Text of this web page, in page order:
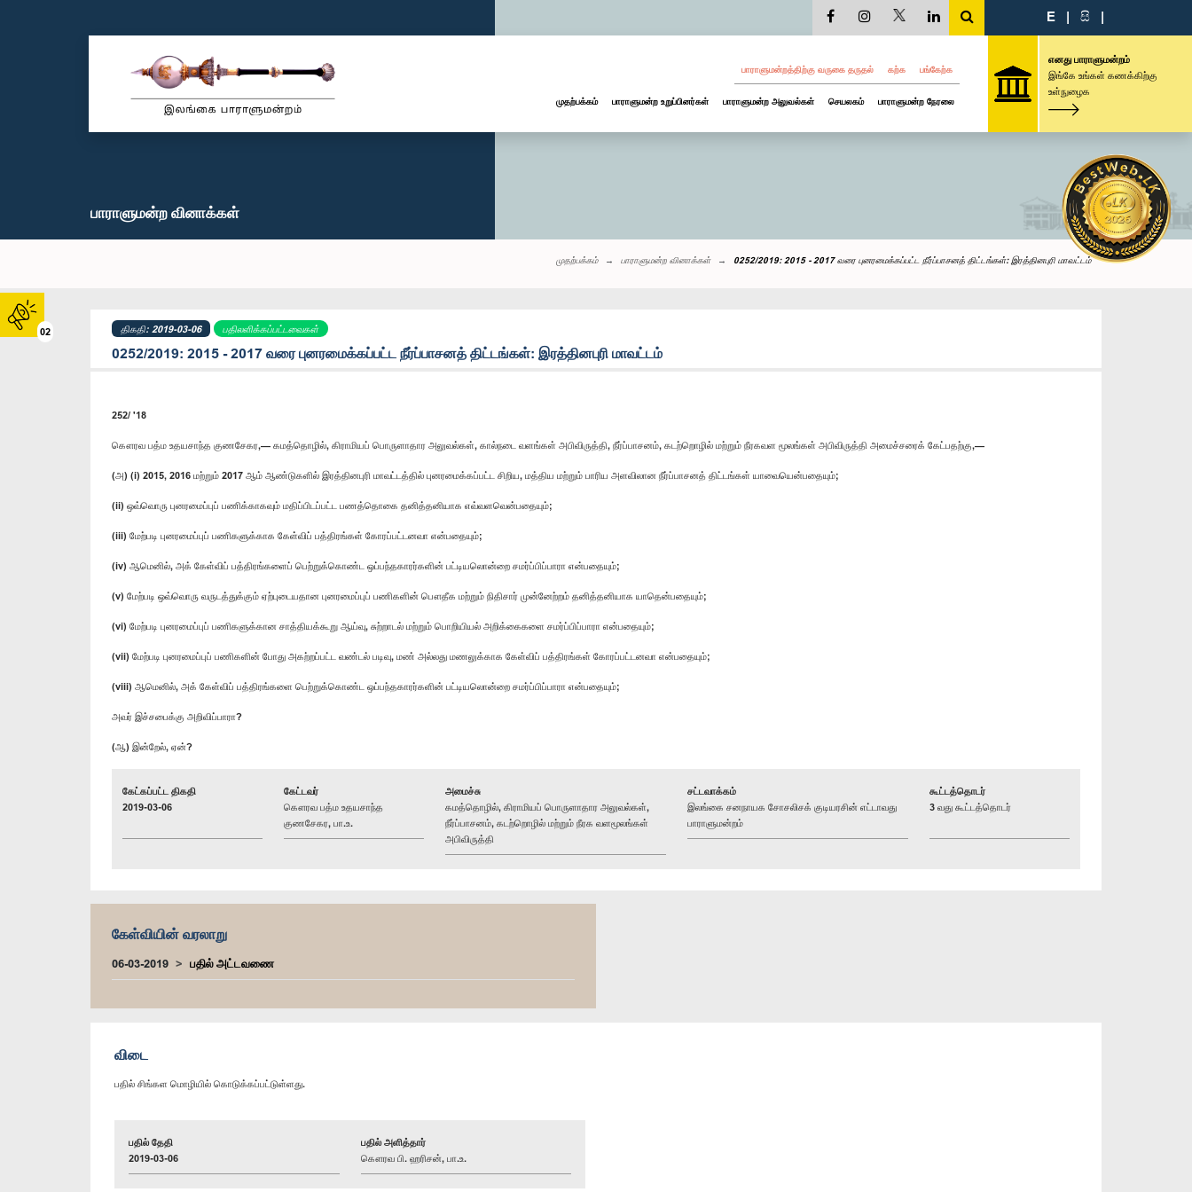
02
E | සි |
பாராளுமன்றத்திற்கு வருகை தருதல் கற்க பங்கேற்க
முதற்பக்கம் பாராளுமன்ற உறுப்பினர்கள் பாராளுமன்ற அலுவல்கள் செயலகம் பாராளுமன்ற நேரலை
எனது பாராளுமன்றம்
இங்கே உங்கள் கணக்கிற்கு
உள்நுழைக
பாராளுமன்ற வினாக்கள்
முதற்பக்கம் பாராளுமன்ற வினாக்கள் 0252/2019: 2015 - 2017 வரை புனரமைக்கப்பட்ட நீர்ப்பாசனத் திட்டங்கள்: இரத்தினபுரி மாவட்டம்
திகதி: 2019-03-06 பதிலளிக்கப்பட்டவைகள்
0252/2019: 2015 - 2017 வரை புனரமைக்கப்பட்ட நீர்ப்பாசனத் திட்டங்கள்: இரத்தினபுரி மாவட்டம்
252/ '18
கௌரவ பத்ம உதயசாந்த குணசேகர,— கமத்தொழில், கிராமியப் பொருளாதார அலுவல்கள், கால்நடை வளங்கள் அபிவிருத்தி, நீர்ப்பாசனம், கடற்றொழில் மற்றும் நீரகவள மூலங்கள் அபிவிருத்தி அமைச்சரைக் கேட்பதற்கு,—
(அ) (i) 2015, 2016 மற்றும் 2017 ஆம் ஆண்டுகளில் இரத்தினபுரி மாவட்டத்தில் புனரமைக்கப்பட்ட சிறிய, மத்திய மற்றும் பாரிய அளவிலான நீர்ப்பாசனத் திட்டங்கள் யாவையென்பதையும்;
(ii) ஒவ்வொரு புனரமைப்புப் பணிக்காகவும் மதிப்பிடப்பட்ட பணத்தொகை தனித்தனியாக எவ்வளவென்பதையும்;
(iii) மேற்படி புனரமைப்புப் பணிகளுக்காக கேள்விப் பத்திரங்கள் கோரப்பட்டனவா என்பதையும்;
(iv) ஆமெனில், அக் கேள்விப் பத்திரங்களைப் பெற்றுக்கொண்ட ஒப்பந்தகாரர்களின் பட்டியலொன்றை சமர்ப்பிப்பாரா என்பதையும்;
(v) மேற்படி ஒவ்வொரு வருடத்துக்கும் ஏற்புடையதான புனரமைப்புப் பணிகளின் பௌதீக மற்றும் நிதிசார் முன்னேற்றம் தனித்தனியாக யாதென்பதையும்;
(vi) மேற்படி புனரமைப்புப் பணிகளுக்கான சாத்தியக்கூறு ஆய்வு, சுற்றாடல் மற்றும் பொறியியல் அறிக்கைகளை சமர்ப்பிப்பாரா என்பதையும்;
(vii) மேற்படி புனரமைப்புப் பணிகளின் போது அகற்றப்பட்ட வண்டல் படிவு, மண் அல்லது மணலுக்காக கேள்விப் பத்திரங்கள் கோரப்பட்டனவா என்பதையும்;
(viii) ஆமெனில், அக் கேள்விப் பத்திரங்களை பெற்றுக்கொண்ட ஒப்பந்தகாரர்களின் பட்டியலொன்றை சமர்ப்பிப்பாரா என்பதையும்;
அவர் இச்சபைக்கு அறிவிப்பாரா?
(ஆ) இன்றேல், ஏன்?
கேட்கப்பட்ட திகதி
2019-03-06
கேட்டவர்
கௌரவ பத்ம உதயசாந்த
குணசேகர, பா.உ.
அமைச்சு
கமத்தொழில், கிராமியப் பொருளாதார அலுவல்கள்,
நீர்ப்பாசனம், கடற்றொழில் மற்றும் நீரக வளமூலங்கள்
அபிவிருத்தி
சட்டவாக்கம்
இலங்கை சனநாயக சோசலிசக் குடியரசின் எட்டாவது
பாராளுமன்றம்
கூட்டத்தொடர்
3 வது கூட்டத்தொடர்
கேள்வியின் வரலாறு
06-03-2019 பதில் அட்டவணை
விடை
பதில் சிங்கள மொழியில் கொடுக்கப்பட்டுள்ளது.
பதில் தேதி
2019-03-06
பதில் அளித்தார்
கௌரவ பி. ஹரிசன், பா.உ.